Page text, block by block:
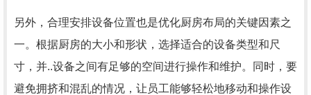
另外，合理安排设备位置也是优化厨房布局的关键因素之
一。根据厨房的大小和形状，选择适合的设备类型和尺
寸，并..设备之间有足够的空间进行操作和维护。同时，要
避免拥挤和混乱的情况，让员工能够轻松地移动和操作设